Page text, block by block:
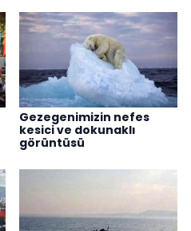
Gezegenimizin nefes
kesici ve dokunaklı
görüntüsü